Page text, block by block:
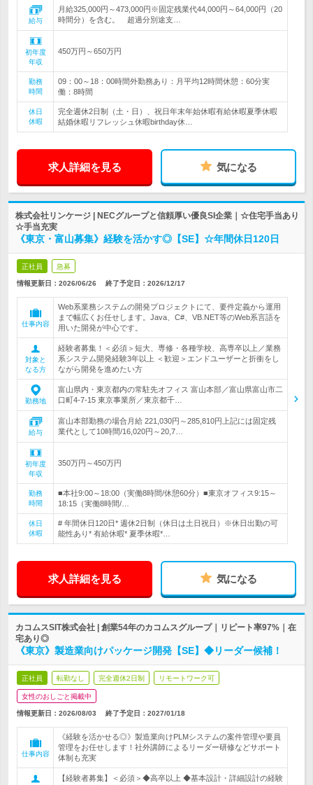
給与
月給325,000円～473,000円※固定残業代44,000円～64,000円（20
時間分）を含む。 超過分別途支…
初年度
年収
450万円～650万円
勤務
時間
09：00～18：00時間外勤務あり：月平均12時間休憩：60分実
働：8時間
休日
休暇
完全週休2日制（土・日）、祝日年末年始休暇有給休暇夏季休暇
結婚休暇リフレッシュ休暇birthday休…
求人詳細を見る 気になる
株式会社リンケージ | NECグループと信頼厚い優良SI企業｜☆住宅手当あり
☆手当充実
《東京・富山募集》経験を活かす◎【SE】☆年間休日120日
正社員 急募
情報更新日：2026/06/26 終了予定日： 2026/12/17
仕事内容
Web系業務システムの開発プロジェクトにて、要件定義から運用
まで幅広くお任せします。Java、C#、VB.NET等のWeb系言語を
用いた開発が中心です。
対象と
なる方
経験者募集！＜必須＞短大、専修・各種学校、高専卒以上／業務
系システム開発経験3年以上 ＜歓迎＞エンドユーザーと折衝をし
ながら開発を進めたい方
勤務地
富山県内・東京都内の常駐先オフィス 富山本部／富山県富山市二
口町4-7-15 東京事業所／東京都千…
給与
富山本部勤務の場合月給 221,030円～285,810円上記には固定残
業代として10時間/16,020円～20,7…
初年度
年収
350万円～450万円
勤務
時間
■本社9:00～18:00（実働8時間/休憩60分）■東京オフィス9:15～
18:15（実働8時間/…
休日
休暇
# 年間休日120日* 週休2日制（休日は土日祝日）※休日出勤の可
能性あり* 有給休暇* 夏季休暇*…
求人詳細を見る 気になる
カコムスSIT株式会社 | 創業54年のカコムスグループ｜リピート率97%｜在
宅あり◎
《東京》製造業向けパッケージ開発【SE】◆リーダー候補！
正社員 転勤なし 完全週休2日制 リモートワーク可
女性のおしごと掲載中
情報更新日：2026/08/03 終了予定日： 2027/01/18
仕事内容
《経験を活かせる◎》製造業向けPLMシステムの案件管理や要員
管理をお任せします！社外講師によるリーダー研修などサポート
体制も充実
【経験者募集】＜必須＞◆高卒以上 ◆基本設計・詳細設計の経験